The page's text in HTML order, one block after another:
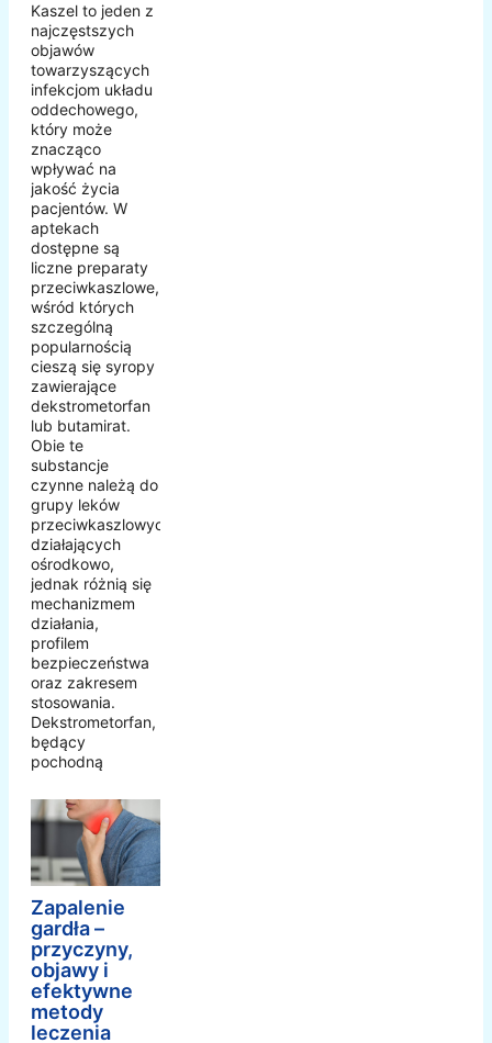
Kaszel to jeden z
najczęstszych
objawów
towarzyszących
infekcjom układu
oddechowego,
który może
znacząco
wpływać na
jakość życia
pacjentów. W
aptekach
dostępne są
liczne preparaty
przeciwkaszlowe,
wśród których
szczególną
popularnością
cieszą się syropy
zawierające
dekstrometorfan
lub butamirat.
Obie te
substancje
czynne należą do
grupy leków
przeciwkaszlowych
działających
ośrodkowo,
jednak różnią się
mechanizmem
działania,
profilem
bezpieczeństwa
oraz zakresem
stosowania.
Dekstrometorfan,
będący
pochodną
Zapalenie
gardła –
przyczyny,
objawy i
efektywne
metody
leczenia